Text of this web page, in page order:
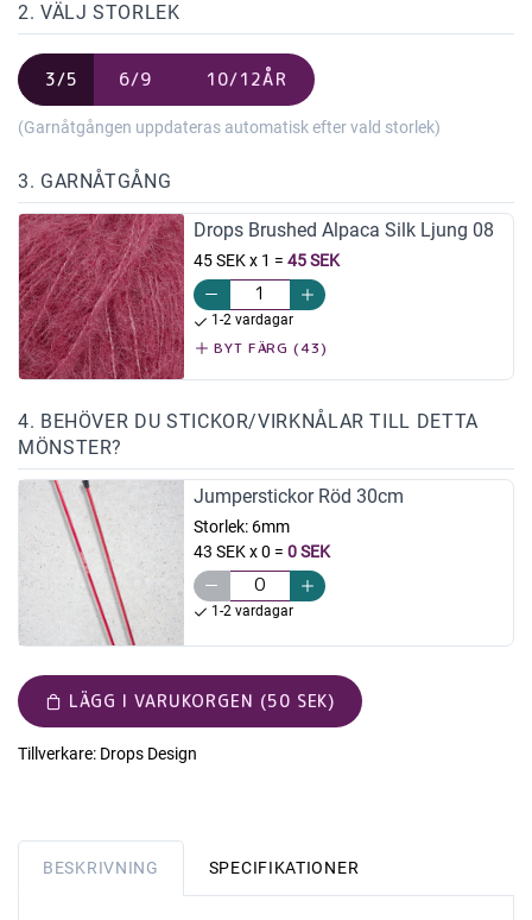
2. VÄLJ STORLEK
3/5 6/9 10/12ÅR
(Garnåtgången uppdateras automatisk efter vald storlek)
3. GARNÅTGÅNG
Drops Brushed Alpaca Silk Ljung 08
45 SEK x 1 = 45 SEK
1-2 vardagar
BYT FÄRG (43)
4. BEHÖVER DU STICKOR/VIRKNÅLAR TILL DETTA
MÖNSTER?
Jumperstickor Röd 30cm
Storlek: 6mm
43 SEK x 0 = 0 SEK
1-2 vardagar
LÄGG I VARUKORGEN (50 SEK)
Tillverkare: Drops Design
BESKRIVNING SPECIFIKATIONER